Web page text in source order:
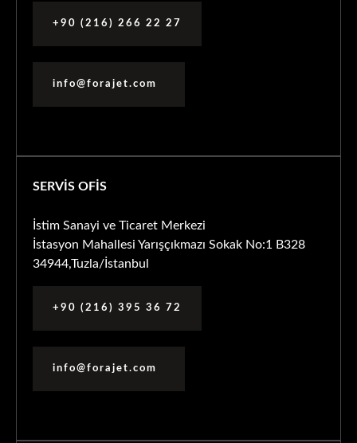
+90 (216) 266 22 27
info@forajet.com
SERVİS OFİS
İstim Sanayi ve Ticaret Merkezi
İstasyon Mahallesi Yarışçıkmazı Sokak No:1 B328
34944,Tuzla/İstanbul
+90 (216) 395 36 72
info@forajet.com